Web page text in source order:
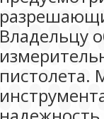
Владельцу
пистолета.